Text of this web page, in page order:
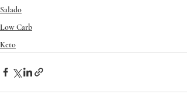
Salado
Low Carb
Keto